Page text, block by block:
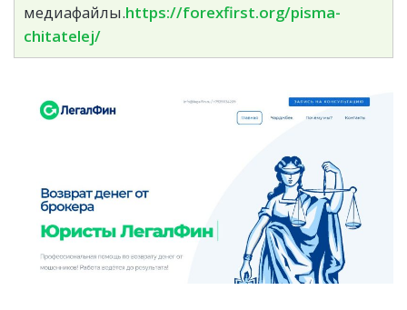
медиафайлы.https://forexfirst.org/pisma-
chitatelej/